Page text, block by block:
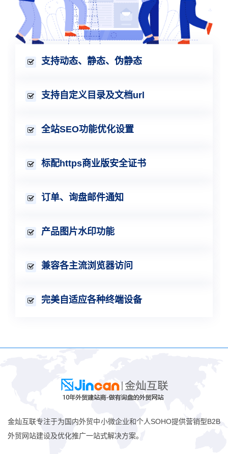
支持动态、静态、伪静态
支持自定义目录及文档url
全站SEO功能优化设置
标配https商业版安全证书
订单、询盘邮件通知
产品图片水印功能
兼容各主流浏览器访问
完美自适应各种终端设备
金灿互联专注于为国内外贸中小微企业和个人SOHO提供营销型B2B
外贸网站建设及优化推广一站式解决方案。